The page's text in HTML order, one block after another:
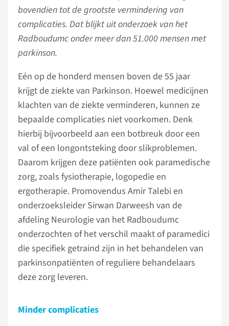
bovendien tot de grootste vermindering van
complicaties. Dat blijkt uit onderzoek van het
Radboudumc onder meer dan 51.000 mensen met
parkinson.
Eén op de honderd mensen boven de 55 jaar
krijgt de ziekte van Parkinson. Hoewel medicijnen
klachten van de ziekte verminderen, kunnen ze
bepaalde complicaties niet voorkomen. Denk
hierbij bijvoorbeeld aan een botbreuk door een
val of een longontsteking door slikproblemen.
Daarom krijgen deze patiënten ook paramedische
zorg, zoals fysiotherapie, logopedie en
ergotherapie. Promovendus Amir Talebi en
onderzoeksleider Sirwan Darweesh van de
afdeling Neurologie van het Radboudumc
onderzochten of het verschil maakt of paramedici
die specifiek getraind zijn in het behandelen van
parkinsonpatiënten of reguliere behandelaars
deze zorg leveren.
Minder complicaties